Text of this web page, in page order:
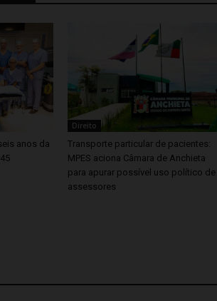
anos da
Direito
Transporte particular de pacientes:
MPES aciona Câmara de Anchieta
para apurar possível uso político de
assessores